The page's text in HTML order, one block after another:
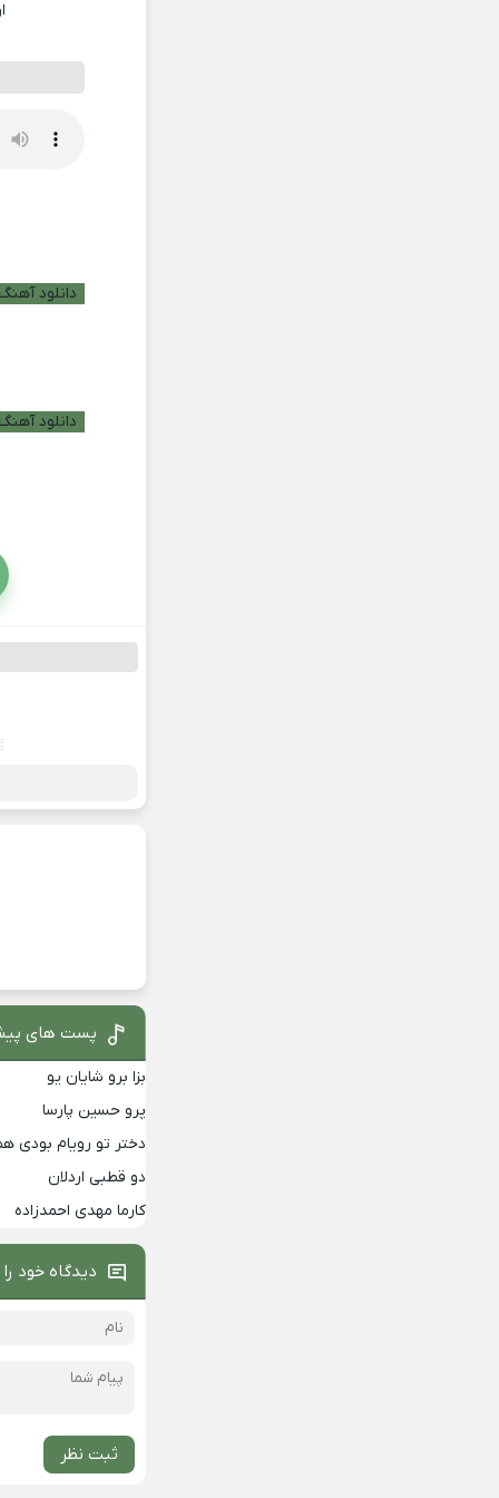
دانلود آهنگ
دانلود
پست های
بزا برو شایان یو
پرو حسین پارسا
دختر تو رویام بودی
دو قطبی اردلان
کارما مهدی احمدزاده
دیدگاه خود
ثبت نظر